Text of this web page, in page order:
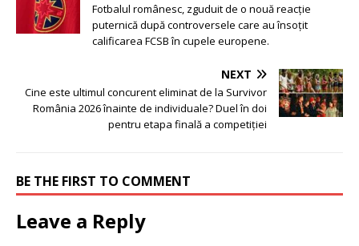
Fotbalul românesc, zguduit de o nouă reacție
puternică după controversele care au însoțit
calificarea FCSB în cupele europene.
NEXT
Cine este ultimul concurent eliminat de la Survivor
România 2026 înainte de individuale? Duel în doi
pentru etapa finală a competiției
BE THE FIRST TO COMMENT
Leave a Reply